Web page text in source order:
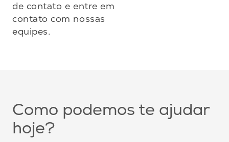
de contato e entre em
contato com nossas
equipes.
Como podemos te ajudar
hoje?